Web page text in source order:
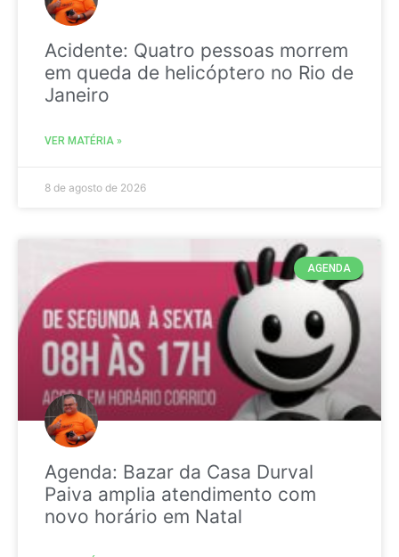
Acidente: Quatro pessoas morrem
em queda de helicóptero no Rio de
Janeiro
VER MATÉRIA »
8 de agosto de 2026
AGENDA
Agenda: Bazar da Casa Durval
Paiva amplia atendimento com
novo horário em Natal